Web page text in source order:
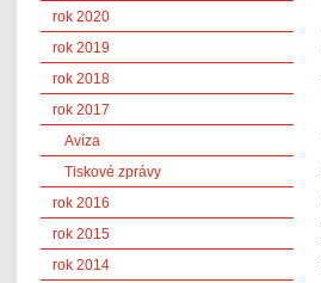
rok 2020
rok 2019
rok 2018
rok 2017
Avíza
Tiskové zprávy
rok 2016
rok 2015
rok 2014